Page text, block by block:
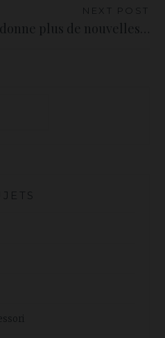
NEXT POST
plus de nouvelles…